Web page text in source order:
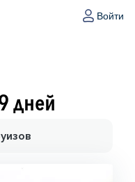
Войти
дней